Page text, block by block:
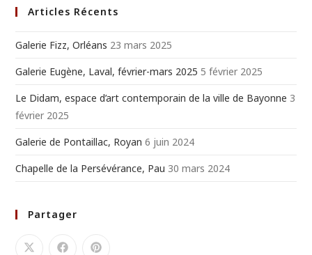
Articles Récents
Galerie Fizz, Orléans 23 mars 2025
Galerie Eugène, Laval, février-mars 2025 5 février 2025
Le Didam, espace d’art contemporain de la ville de Bayonne 3
février 2025
Galerie de Pontaillac, Royan 6 juin 2024
Chapelle de la Persévérance, Pau 30 mars 2024
Partager